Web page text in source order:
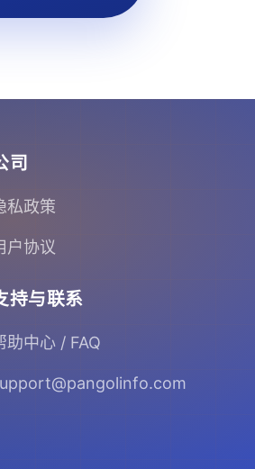
司
私政策
户协议
持与联系
助中心 / FAQ